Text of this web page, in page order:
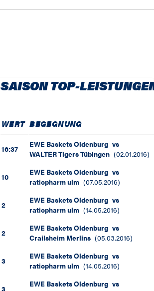
SAISON TOP-
WERT BEGEGNUNG
16:37 EWE Baskets Oldenburg vs
WALTER Tigers Tübingen (02.01.2016)
10 EWE Baskets Oldenburg vs
ratiopharm ulm (07.05.2016)
2 EWE Baskets Oldenburg vs
ratiopharm ulm (14.05.2016)
2 EWE Baskets Oldenburg vs
Crailsheim Merlins (05.03.2016)
3 EWE Baskets Oldenburg vs
ratiopharm ulm (14.05.2016)
3 EWE Baskets Oldenburg vs